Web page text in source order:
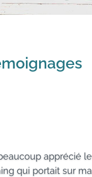
beaucoup apprécié le
qui portait sur ma